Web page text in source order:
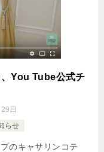
You Tube公式チ
日
らせ
のキャサリンコテ